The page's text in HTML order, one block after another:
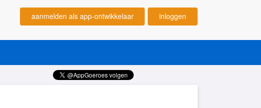
inloggen
aanmelden als app-ontwikkelaar